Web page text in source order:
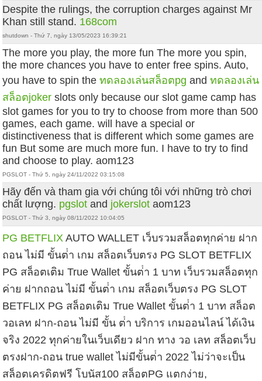
Despite the rulings, the corruption charges against Mr
Khan still stand. 168com
shutdown - Thứ 7, ngày 13/05/2023 16:39:21
The more you play, the more fun The more you spin,
the more chances you have to enter free spins. Auto,
you have to spin theทดลองเล่นสล็อตpg andทดลองเล่น
สล็อตjoker slots only because our slot game camp has
slot games for you to try to choose from more than 500
games, each game. will have a special or
distinctiveness that is different which some games are
fun But some are much more fun. I have to try to find
and choose to play. aom123
PGSLOT - Thứ 5, ngày 24/11/2022 03:15:08
Hãy đến và tham gia với chúng tôi với những trò chơi
chất lượng. pgslot and jokerslot aom123
PGSLOT - Thứ 3, ngày 08/11/2022 10:04:05
PG BETFLIX AUTO WALLET เว็บรวมสล็อตทุกค่าย ฝาก
ถอน ไม่มี ขั้นต่ํา เกม สล็อตเว็บตรง PG SLOT BETFLIX
PG สล็อตเติม True Wallet ขั้นต่ํา 1 บาท เว็บรวมสล็อตทุก
ค่าย ฝากถอน ไม่มี ขั้นต่ํา เกม สล็อตเว็บตรง PG SLOT
BETFLIX PG สล็อตเติม True Wallet ขั้นต่ํา 1 บาท สล็อต
วอเลท ฝาก-ถอน ไม่มี ขั้น ต่ํา บริการ เกมออนไลน์ ได้เงิน
จริง 2022 ทุกค่ายในเว็บเดียว ฝาก ทาง วอ เลท สล็อตเว็บ
ตรงฝาก-ถอน true wallet ไม่มีขั้นต่ํา 2022 ไม่ว่าจะเป็น
สล็อตเครดิตฟรี โบนัส100 สล็อตPG แตกง่าย,